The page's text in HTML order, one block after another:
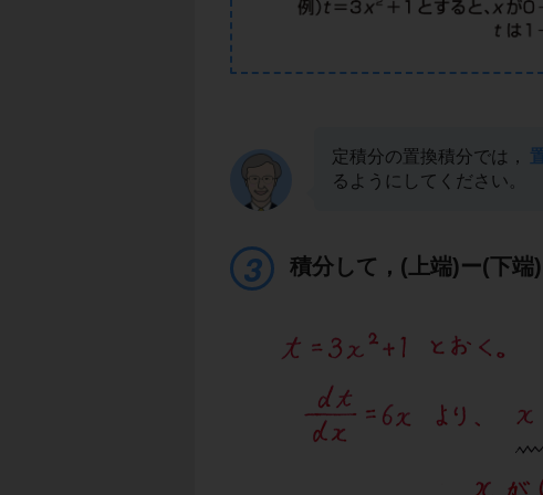
定積分の置換積分では，
るようにしてください。
積分して，(上端)ー(下端